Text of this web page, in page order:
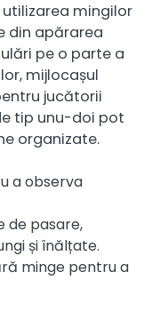
mingilor
din apărarea
pe o parte a
mijlocașul
jucătorii
tip unu-doi pot
organizate.
a observa
de pasare,
și înălțate.
minge pentru a